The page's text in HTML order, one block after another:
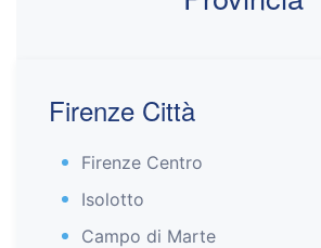
Firenze Città
Firenze Centro
Isolotto
Campo di Marte